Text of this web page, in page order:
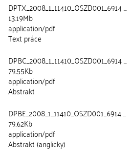
DPTX_2008_1_11410_OSZD001_6914 ...
13.19Mb
application/pdf
Text práce
DPBC_2008_1_11410_OSZD001_6914 ...
79.55Kb
application/pdf
Abstrakt
DPBE_2008_1_11410_OSZD001_6914 ...
79.62Kb
application/pdf
Abstrakt (anglicky)